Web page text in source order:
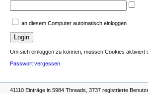
an diesem Computer automatisch einloggen
Um sich einloggen zu können, müssen Cookies aktiviert
Passwort vergessen
41110 Einträge in 5984 Threads, 3737 registrierte